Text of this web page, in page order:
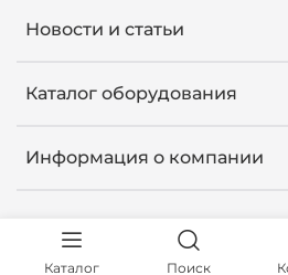
Новости и статьи
Каталог оборудования
Информация о компании
Каталог Поиск